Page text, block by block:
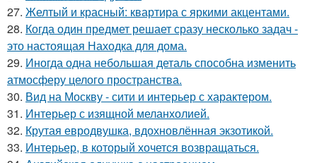
27. Желтый и красный: квартира с яркими акцентами.
28. Когда один предмет решает сразу несколько задач -
это настоящая Находка для дома.
29. Иногда одна небольшая деталь способна изменить
атмосферу целого пространства.
30. Вид на Москву - сити и интерьер с характером.
31. Интерьер с изящной меланхолией.
32. Крутая евродвушка, вдохновлённая экзотикой.
33. Интерьер, в который хочется возвращаться.